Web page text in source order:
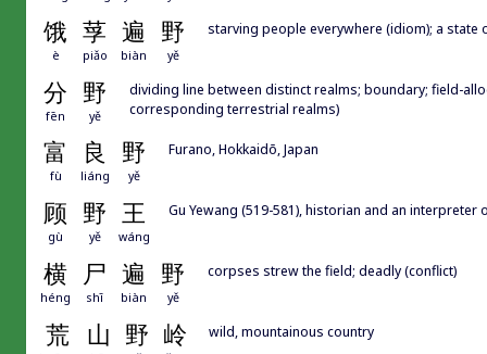
饿 莩 遍 野
è piǎo biàn yě
starving people everywhere (idiom); a state
分 野
fēn yě
dividing line between distinct realms; boundary; field-
corresponding terrestrial realms)
富 良 野
fù liáng yě
Furano, Hokkaidō, Japan
顾 野 王
gù yě wáng
Gu Yewang (519-581), historian and an
横 尸 遍 野
héng shī biàn yě
corpses strew the field; deadly (conflict)
荒 山 野 岭 wild, mountainous country